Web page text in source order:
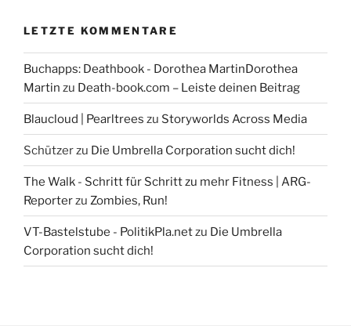
LETZTE KOMMENTARE
Buchapps: Deathbook - Dorothea MartinDorothea
Martin zu Death-book.com – Leiste deinen Beitrag
Blaucloud | Pearltrees zu Storyworlds Across Media
Schützerzu Die Umbrella Corporation sucht dich!
The Walk - Schritt für Schritt zu mehr Fitness | ARG-
Reporterzu Zombies, Run!
VT-Bastelstube - PolitikPla.netzu Die Umbrella
Corporation sucht dich!